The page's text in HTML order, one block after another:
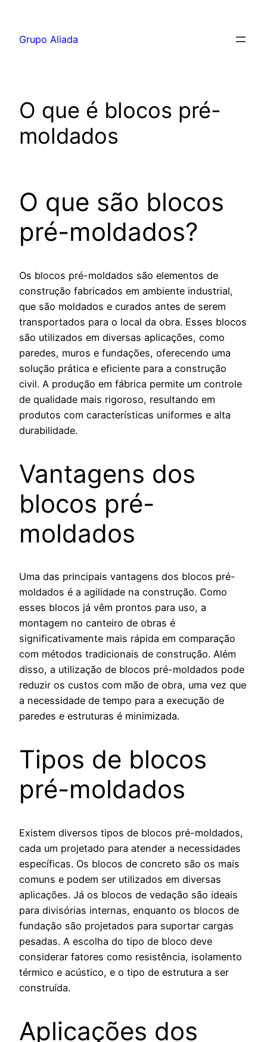
Grupo Aliada
O que é blocos pré-
moldados
O que são blocos
pré-moldados?
Os blocos pré-moldados são elementos de
construção fabricados em ambiente industrial,
que são moldados e curados antes de serem
transportados para o local da obra. Esses blocos
são utilizados em diversas aplicações, como
paredes, muros e fundações, oferecendo uma
solução prática e eficiente para a construção
civil. A produção em fábrica permite um controle
de qualidade mais rigoroso, resultando em
produtos com características uniformes e alta
durabilidade.
Vantagens dos
blocos pré-
moldados
Uma das principais vantagens dos blocos pré-
moldados é a agilidade na construção. Como
esses blocos já vêm prontos para uso, a
montagem no canteiro de obras é
significativamente mais rápida em comparação
com métodos tradicionais de construção. Além
disso, a utilização de blocos pré-moldados pode
reduzir os custos com mão de obra, uma vez que
a necessidade de tempo para a execução de
paredes e estruturas é minimizada.
Tipos de blocos
pré-moldados
Existem diversos tipos de blocos pré-moldados,
cada um projetado para atender a necessidades
específicas. Os blocos de concreto são os mais
comuns e podem ser utilizados em diversas
aplicações. Já os blocos de vedação são ideais
para divisórias internas, enquanto os blocos de
fundação são projetados para suportar cargas
pesadas. A escolha do tipo de bloco deve
considerar fatores como resistência, isolamento
térmico e acústico, e o tipo de estrutura a ser
construída.
Aplicações dos